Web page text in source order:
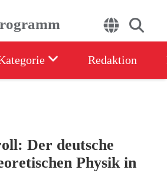
Redaktion
Der deutsche
Physik in